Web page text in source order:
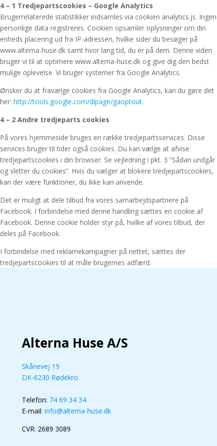
4 – 1 Tredjepartscookies – Google Analytics
Brugerrelaterede statistikker indsamles via cookien analytics.js. Ingen
personlige data registreres. Cookien opsamler oplysninger om din
enheds placering ud fra IP-adressen, hvilke sider du besøger på
www.alterna-huse.dk samt hvor lang tid, du er på dem. Denne viden
bruger vi til at optimere www.alterna-huse.dk og give dig den bedst
mulige oplevelse. Vi bruger systemer fra Google Analytics.
Ønsker du at fravælge cookies fra Google Analytics, kan du gøre det
her: http://tools.google.com/dlpage/gaoptout.
4 – 2 Andre tredjeparts cookies
På vores hjemmeside bruges en række tredjepartsservices. Disse
services bruger til tider også cookies. Du kan vælge at afvise
tredjepartscookies i din browser. Se vejledning i pkt. 3 “Sådan undgår
og sletter du cookies”. Hvis du vælger at blokere tredjepartscookies,
kan der være funktioner, du ikke kan anvende.
Det er muligt at dele tilbud fra vores samarbejdspartnere på
Facebook. I forbindelse med denne handling sættes en cookie af
Facebook. Denne cookie holder styr på, hvilke af vores tilbud, der
deles på Facebook.
I forbindelse med reklamekampagner på nettet, sættes der
tredjepartscookies til at måle brugernes adfærd.
Alterna Huse A/S
Skånevej 19
DK-6230 Rødekro
Telefon: 74 69 34 34
E-mail: info@alterna-huse.dk
CVR: 2689 3089